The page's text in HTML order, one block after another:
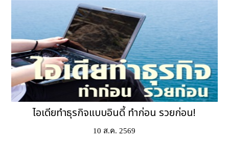
ไอเดียทำธุรกิจแบบอินดี้ ทำก่อน รวยก่อน!
10 ส.ค. 2569